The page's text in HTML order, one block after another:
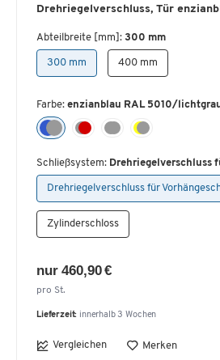
Drehriegelverschluss, Tür
Abteilbreite [mm]: 300 mm
300 mm 400 mm
Farbe: enzianblau RAL 5010/
Schließsystem: Drehriegelverschluss
Drehriegelverschluss für
Zylinderschloss
nur 460,90 €
pro St.
Lieferzeit: innerhalb 3 Wochen
Vergleichen Merken